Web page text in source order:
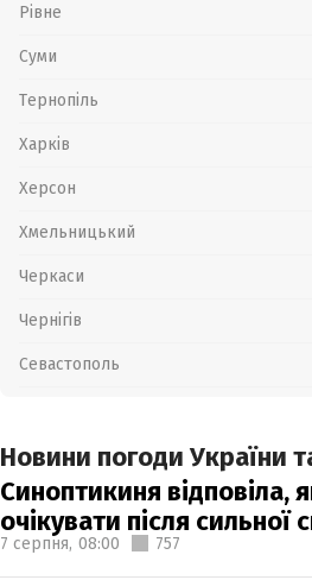
Рівне
Суми
Тернопіль
Харків
Херсон
Хмельницький
Черкаси
Чернігів
Севастополь
Новини погоди України
Синоптикиня відповіла,
очікувати після сильної
7 серпня, 08:00 757